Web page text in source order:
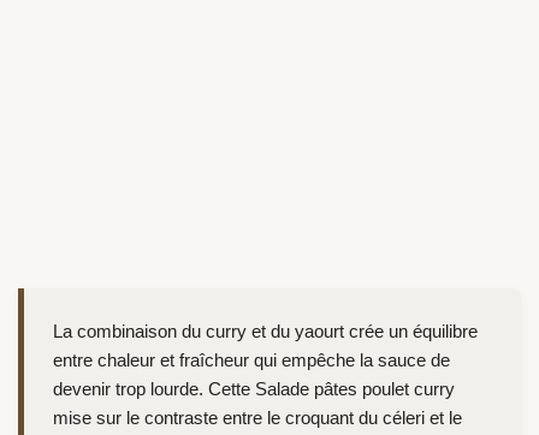
La combinaison du curry et du yaourt crée un équilibre
entre chaleur et fraîcheur qui empêche la sauce de
devenir trop lourde. Cette Salade pâtes poulet curry
mise sur le contraste entre le croquant du céleri et le